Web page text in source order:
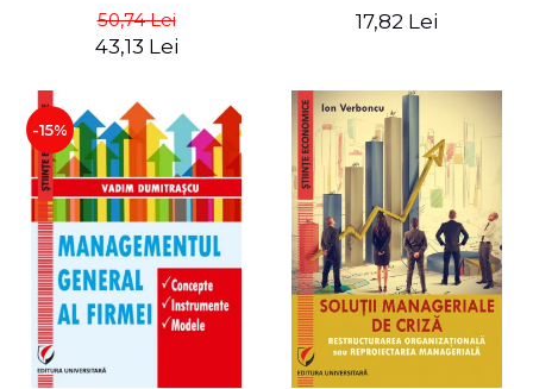
50,74 Lei
43,13 Lei
17,82 Lei
-15%